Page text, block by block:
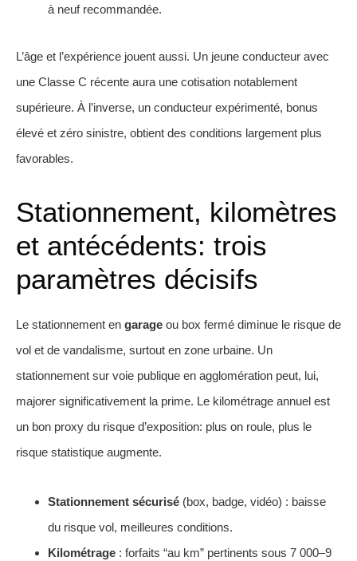
à neuf recommandée.
L’âge et l’expérience jouent aussi. Un jeune conducteur avec
une Classe C récente aura une cotisation notablement
supérieure. À l’inverse, un conducteur expérimenté, bonus
élevé et zéro sinistre, obtient des conditions largement plus
favorables.
Stationnement, kilomètres
et antécédents: trois
paramètres décisifs
Le stationnement en garage ou box fermé diminue le risque de
vol et de vandalisme, surtout en zone urbaine. Un
stationnement sur voie publique en agglomération peut, lui,
majorer significativement la prime. Le kilométrage annuel est
un bon proxy du risque d’exposition: plus on roule, plus le
risque statistique augmente.
Stationnement sécurisé (box, badge, vidéo) : baisse
du risque vol, meilleures conditions.
Kilométrage : forfaits “au km” pertinents sous 7 000–9